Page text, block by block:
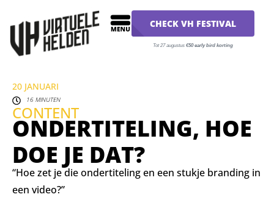
CHECK VH FESTIVAL
Tot 27 augustus€50 early bird korting
20 JANUARI
16 MINUTEN
CONTENT
ONDERTITELING, HOE
DOE JE DAT?
“Hoe zet je die ondertiteling en een stukje branding in
een video?”